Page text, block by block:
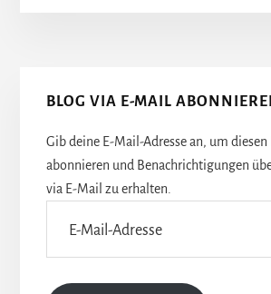
Seitenspalte
BLOG VIA E-MAIL
Gib deine E-Mail-Adresse an, um diesen
abonnieren und Benachrichtigungen
via E-Mail zu erhalten.
Mail-
Adresse